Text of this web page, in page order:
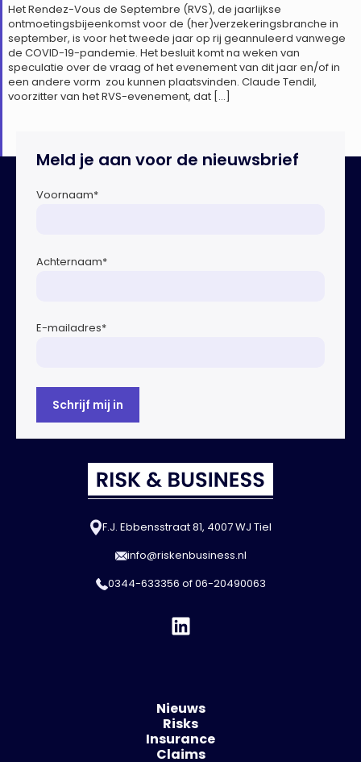
Het Rendez-Vous de Septembre (RVS), de jaarlijkse
ontmoetingsbijeenkomst voor de (her)verzekeringsbranche in
september, is voor het tweede jaar op rij geannuleerd vanwege
de COVID-19-pandemie. Het besluit komt na weken van
speculatie over de vraag of het evenement van dit jaar en/of in
een andere vorm zou kunnen plaatsvinden. Claude Tendil,
voorzitter van het RVS-evenement, dat […]
Meld je aan voor de nieuwsbrief
Voornaam*
Achternaam*
E-mailadres*
F.J. Ebbensstraat 81, 4007 WJ Tiel
info@riskenbusiness.nl
0344-633356 of06-20490063
Nieuws
Risks
Insurance
Claims